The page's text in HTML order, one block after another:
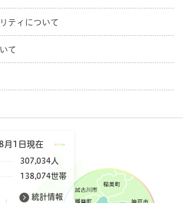
ティについて
て
月1日現在
307,034人
138,074世帯
統計情報